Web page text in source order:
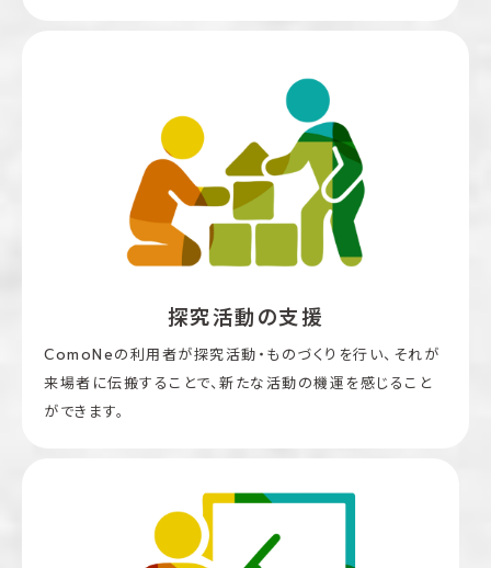
探究活動の支援
ComoNeの利用者が探究活動・ものづくりを行い、それが
来場者に伝搬することで、新たな活動の機運を感じること
ができます。